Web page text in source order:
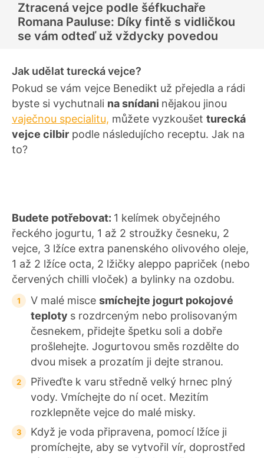
Ztracená vejce podle šéfkuchaře
Romana Pauluse: Díky fintě s vidličkou
se vám odteď už vždycky povedou
Jak udělat turecká vejce?
Pokud se vám vejce Benedikt už přejedla a rádi
byste si vychutnali na snídani nějakou jinou
vaječnou specialitu, můžete vyzkoušet turecká
vejce cilbir podle následujícho receptu. Jak na
to?
Budete potřebovat: 1 kelímek obyčejného
řeckého jogurtu, 1 až 2 stroužky česneku, 2
vejce, 3 lžíce extra panenského olivového oleje,
1 až 2 lžíce octa, 2 lžičky aleppo papriček (nebo
červených chilli vloček) a bylinky na ozdobu.
V malé misce smíchejte jogurt pokojové
teploty s rozdrceným nebo prolisovaným
česnekem, přidejte špetku soli a dobře
prošlehejte. Jogurtovou směs rozdělte do
dvou misek a prozatím ji dejte stranou.
Přiveďte k varu středně velký hrnec plný
vody. Vmíchejte do ní ocet. Mezitím
rozklepněte vejce do malé misky.
Když je voda připravena, pomocí lžíce ji
promíchejte, aby se vytvořil vír, doprostřed